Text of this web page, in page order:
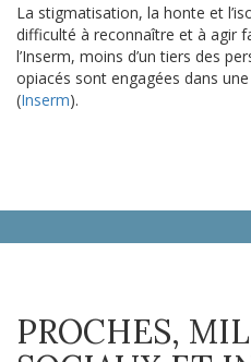
La stigmatisation, la honte et
difficulté à reconnaître et à agir
l’Inserm, moins d’un tiers des
opiacés sont engagées dans
(Inserm).
PROCHES,